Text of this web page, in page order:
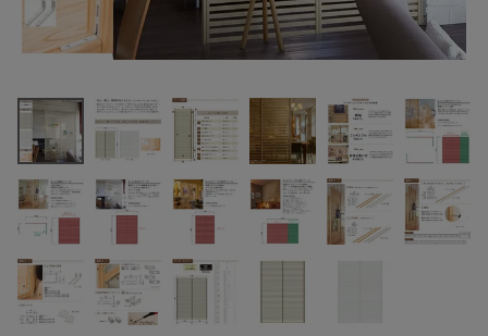
ウッドワン 無垢の
H2400mm 金具
ホワイト色
PWPK242-W
(税込)
FAX注文はこちらから
カテゴリーから選ぶ
メーカーから選ぶ